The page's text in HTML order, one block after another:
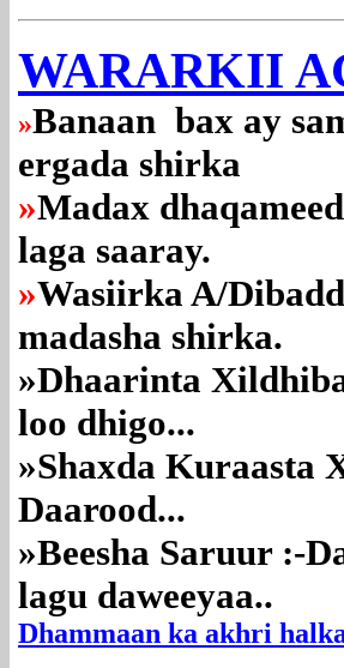
WARARKII
»Banaan bax ay
ergada shirka
»Madax
laga saaray.
»Wasiirka A/
madasha shirka.
»Dhaarinta
loo dhigo...
»Shaxda Kuraasta
Daarood...
»Beesha Saruur :-
lagu daweeyaa..
Dhammaan ka akhri